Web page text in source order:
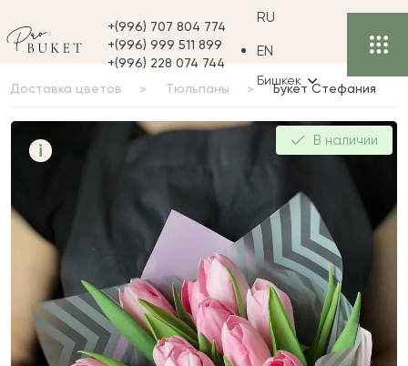
+(996) 707 804 774
+(996) 999 511 899
+(996) 228 074 744
RU
EN
Бишкек
Доставка цветов Тюльпаны Букет Стефания
i Букет Стефания В наличии